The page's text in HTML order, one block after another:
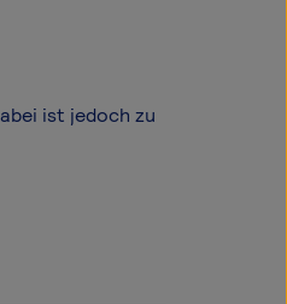
ist jedoch zu